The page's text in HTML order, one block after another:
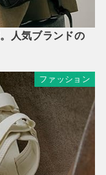
人気ブランドの
ファッション